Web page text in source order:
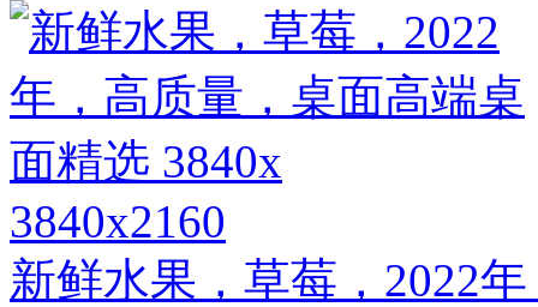
3840x2160
新鲜水果，草莓，2022